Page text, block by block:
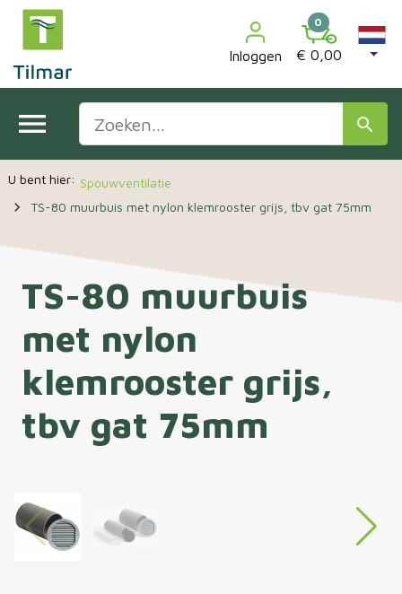
Inloggen
0
€ 0,00
menu search
Spouwventilatie
navigate_next TS-80 muurbuis met nylon klemrooster grijs, tbv gat 75mm
TS-80 muurbuis
met nylon
klemrooster grijs,
tbv gat 75mm
